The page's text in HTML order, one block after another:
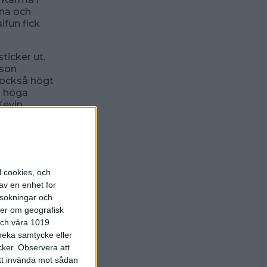
cookies, och
en enhet for
och
om geografisk
våra 1019
samtycke eller
Observera att
invända mot sådan
och
fick
ut.
högt
höga
större
i toppen
poäng
Otting
I andra
då han